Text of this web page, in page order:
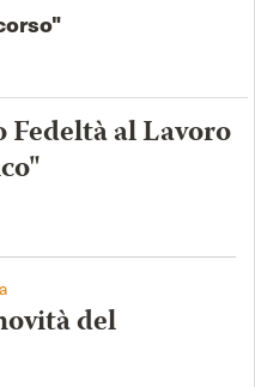
Fedeltà al Lavoro
del